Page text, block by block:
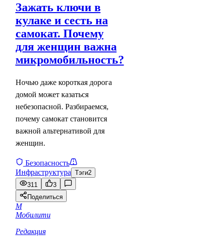
Зажать ключи в
кулаке и сесть на
самокат. Почему
для женщин важна
микромобильность?
Ночью даже короткая дорога
домой может казаться
небезопасной. Разбираемся,
почему самокат становится
важной альтернативой для
женщин.
Безопасность
Инфраструктура Тэги2
311
3
Поделиться
М
Мобилити
Редакция